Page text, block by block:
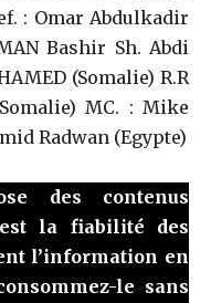
: Omar Abdulkadir
Bashir Sh. Abdi
(Somalie) R.R
MC. : Mike
Radwan (Egypte)
des contenus
la fiabilité des
l’information en
le sans